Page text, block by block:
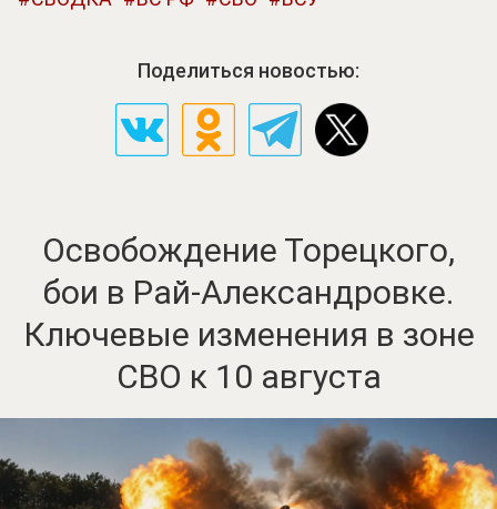
Поделиться новостью:
Освобождение Торецкого,
бои в Рай-Александровке.
Ключевые изменения в зоне
СВО к 10 августа